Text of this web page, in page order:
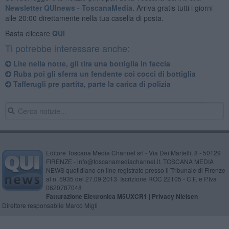
Newsletter QUInews - ToscanaMedia. Arriva gratis tutti i giorni
alle 20:00 direttamente nella tua casella di posta.
Basta cliccare QUI
Ti potrebbe interessare anche:
Lite nella notte, gli tira una bottiglia in faccia
Ruba poi gli sferra un fendente coi cocci di bottiglia
Tafferugli pre partita, parte la carica di polizia
Editore Toscana Media Channel srl - Via Dei Martelli, 8 - 50129
FIRENZE - info@toscanamediachannel.it. TOSCANA MEDIA
NEWS quotidiano on line registrato presso il Tribunale di Firenze
al n. 5935 del 27.09.2013. Iscrizione ROC 22105 - C.F. e P.Iva
0620787048
Fatturazione Elettronica M5UXCR1 | Privacy Nielsen
Direttore responsabile Marco Migli